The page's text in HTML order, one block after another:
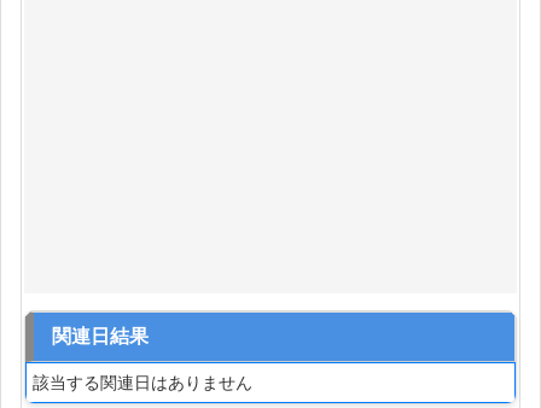
関連日結果
該当する関連日はありません